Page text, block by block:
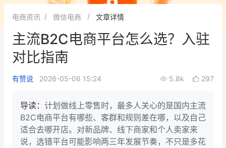
面对面聊增长
新零售大会
增长产品指南
智库 产品场景库
电商资讯 微信电商 文章详情
主流B2C电商平台怎么选？入驻
对比指南
有赞说 2026-05-06 15:24 5.8k 297
导读： 计划做线上零售时，最多人关心的是国内主流
B2C电商平台有哪些、客群和规则差在哪，以及自己
适合去哪开店。对新品牌、线下商家和个人卖家来
说，选错平台可能影响两三年发展节奏，不只是多花